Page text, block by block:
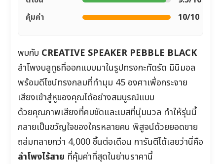
คุ้มค่า
10/10
พบกับ CREATIVE SPEAKER PEBBLE BLACK
ลำโพงบลูทูธที่ออกแบบมาในรูปทรงกะทัดรัด มินิมอล
พร้อมดีไซน์ทรงกลมที่ทำมุม 45 องศาเพื่อกระจาย
เสียงเข้าสู่หูของคุณได้อย่างสมบูรณ์แบบ
ด้วยคุณภาพเสียงที่คมชัดและเบสที่นุ่มนวล ทำให้รุ่นนี้
กลายเป็นขวัญใจของใครหลายคน พิสูจน์ด้วยยอดขาย
ถล่มทลายกว่า 4,000 ชิ้นต่อเดือน การันตีได้เลยว่านี่คือ
ลำโพงไร้สาย ที่คุ้มค่าที่สุดในย่านราคานี้